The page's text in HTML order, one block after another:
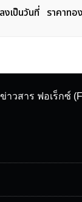
งเป็นวันที่ ราคาท
วสาร ฟอเร็กซ์